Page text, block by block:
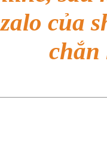
của
chắn